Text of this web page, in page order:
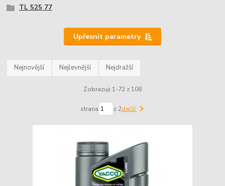
TL 525 77
Upřesnit parametry
Nejnovější Nejlevnější Nejdražší
Zobrazuji 1-72 z 108
strana z 2další